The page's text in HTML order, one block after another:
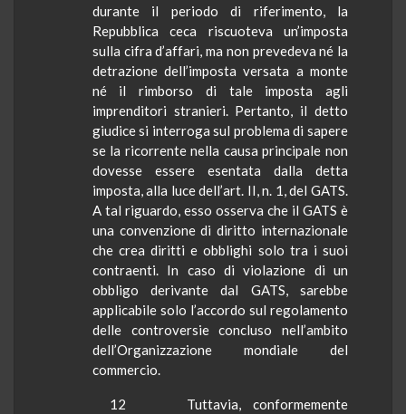
durante il periodo di riferimento, la
Repubblica ceca riscuoteva un’imposta
sulla cifra d’affari, ma non prevedeva né la
detrazione dell’imposta versata a monte
né il rimborso di tale imposta agli
imprenditori stranieri. Pertanto, il detto
giudice si interroga sul problema di sapere
se la ricorrente nella causa principale non
dovesse essere esentata dalla detta
imposta, alla luce dell’art. II, n. 1, del GATS.
A tal riguardo, esso osserva che il GATS è
una convenzione di diritto internazionale
che crea diritti e obblighi solo tra i suoi
contraenti. In caso di violazione di un
obbligo derivante dal GATS, sarebbe
applicabile solo l’accordo sul regolamento
delle controversie concluso nell’ambito
dell’Organizzazione mondiale del
commercio.
12
Tuttavia, conformemente